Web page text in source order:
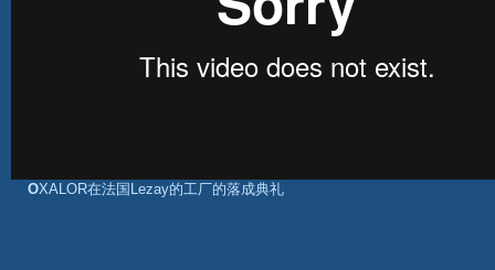
OXALOR在法国Lezay的工厂的落成典礼